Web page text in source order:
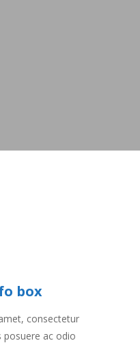
box
consectetur
posuere ac odio